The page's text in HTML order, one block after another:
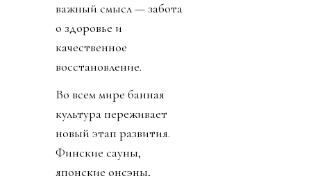
важный смысл — забота
о здоровье и
качественное
восстановление.
Во всем мире банная
культура переживает
новый этап развития.
Финские сауны,
японские онсэны,